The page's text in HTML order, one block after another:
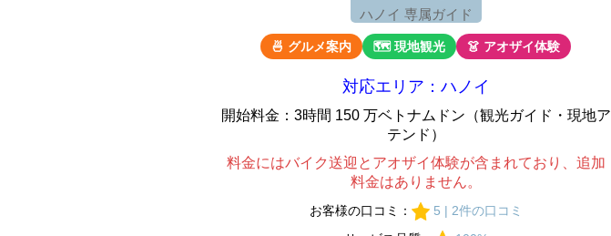
ハノイ 専属ガイド
🍜 グルメ案内 🗺 現地観光 👗 アオザイ体験
対応エリア：ハノイ
開始料金：3時間 150 万ベトナムドン（観光ガイド・現地ア
テンド）
料金にはバイク送迎とアオザイ体験が含まれており、追加
料金はありません。
お客様の口コミ：
5 | 2件の口コミ